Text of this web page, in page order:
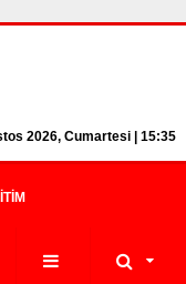
2026, Cumartesi | 15:35